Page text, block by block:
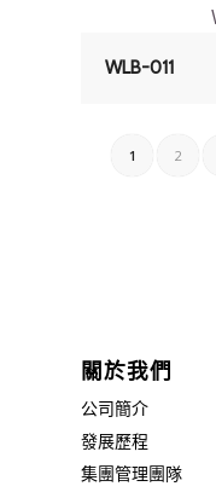
WLB-011
1 2
關於我們
公司簡介
發展歷程
集團管理團隊